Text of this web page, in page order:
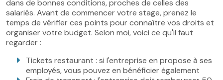
dans de bonnes conditions, proches de celles des
salariés. Avant de commencer votre stage, prenez le
temps de vérifier ces points pour connaître vos droits et
organiser votre budget. Selon moi, voici ce qu'il faut
regarder :
Tickets restaurant : si l'entreprise en propose à ses
employés, vous pouvez en bénéficier également